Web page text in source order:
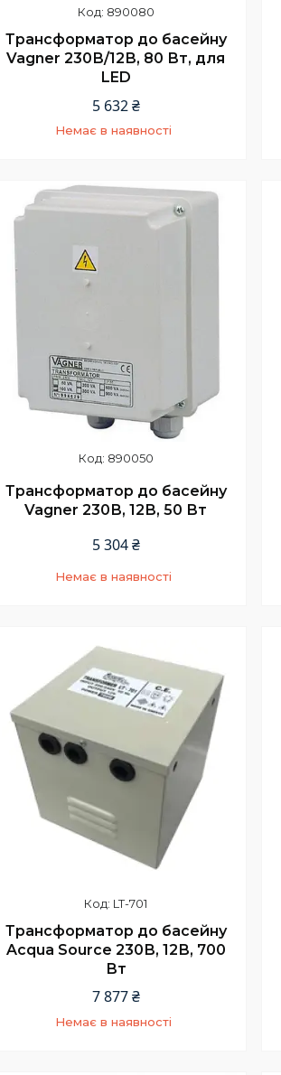
890080
Трансформатор до басейну
Vagner 230В/12В, 80 Вт, для
LED
5 632 ₴
Немає в наявності
890050
Трансформатор до басейну
Vagner 230В, 12В, 50 Вт
5 304 ₴
Немає в наявності
LT-701
Трансформатор до басейну
Acqua Source 230В, 12В, 700
Вт
7 877 ₴
Немає в наявності